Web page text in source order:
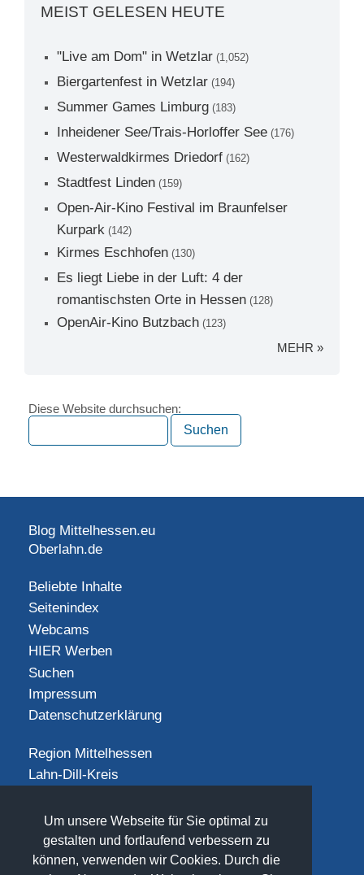
Um unsere Webseite für Sie optimal zu
gestalten und fortlaufend verbessern zu
können, verwenden wir Cookies. Durch die
MEIST GELESEN HEUTE
"Live am Dom" in Wetzlar (1,052)
Biergartenfest in Wetzlar (194)
Summer Games Limburg (183)
Inheidener See/Trais-Horloffer See (176)
Westerwaldkirmes Driedorf (162)
Stadtfest Linden (159)
Open-Air-Kino Festival im Braunfelser
Kurpark (142)
Kirmes Eschhofen (130)
Es liegt Liebe in der Luft: 4 der
romantischsten Orte in Hessen (128)
OpenAir-Kino Butzbach (123)
MEHR »
Diese Website durchsuchen:
Blog Mittelhessen.eu
Oberlahn.de
Beliebte Inhalte
Seitenindex
Webcams
HIER Werben
Suchen
Impressum
Datenschutzerklärung
Region Mittelhessen
Lahn-Dill-Kreis
Landkreis Limburg-Weilburg
Landkreis Marburg-Biedenkopf
Vogelsbergkreis